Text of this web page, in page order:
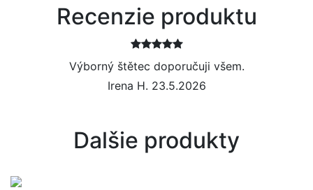
Recenzie produktu
Výborný štětec doporučuji všem.
Irena H. 23.5.2026
Dalšie produkty